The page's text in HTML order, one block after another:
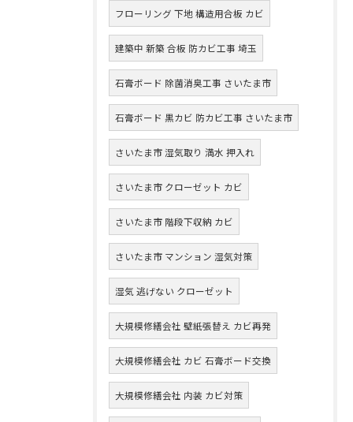
フローリング 下地 構造用合板 カビ
建築中 新築 合板 防カビ工事 埼玉
石膏ボード 除菌消臭工事 さいたま市
石膏ボード 黒カビ 防カビ工事 さいたま市
さいたま市 湿気取り 満水 押入れ
さいたま市 クローゼット カビ
さいたま市 階段下収納 カビ
さいたま市 マンション 湿気対策
湿気 逃げない クローゼット
大規模修繕会社 壁紙張替え カビ再発
大規模修繕会社 カビ 石膏ボード交換
大規模修繕会社 内装 カビ対策